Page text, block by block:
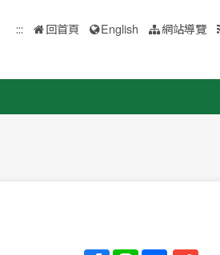
::: 回首頁 English 網站導覽